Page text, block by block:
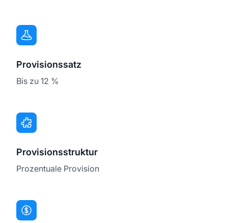
Provisionssatz
Bis zu 12 %
Provisionsstruktur
Prozentuale Provision